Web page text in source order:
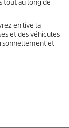
tout au long de
en live la
et des véhicules
et